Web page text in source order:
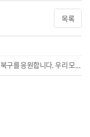
목록
구를 응원합니다. 우리 모...